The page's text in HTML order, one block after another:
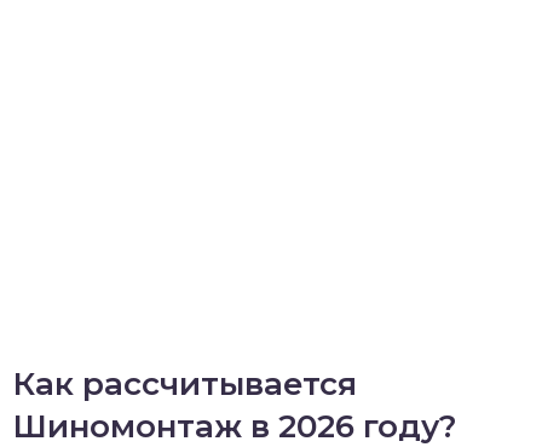
Как рассчитывается
Шиномонтаж в 2026 году?